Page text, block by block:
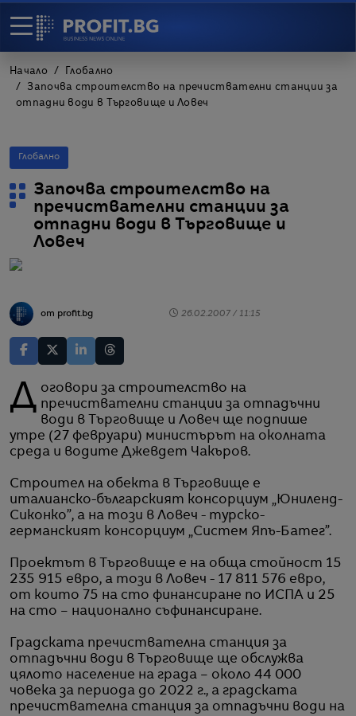
Начало
Глобално
Започва строителство на пречиствателни станции за
отпадни води в Търговище и Ловеч
Глобално
Започва строителство на
пречиствателни станции за
отпадни води в Търговище и
Ловеч
от profit.bg 26.02.2007 / 11:15
Договори за строителство на пречиствателни станции за отпадъчни
води в Търговище и Ловеч ще подпише
утре (27 февруари) министърът на околната
среда и водите Джевдет Чакъров.
Строител на обекта в Търговище е
италианско-българският консорциум „Юниленд-
Сиконко”, а на този в Ловеч - турско-
германският консорциум „Систем Япъ-Батег”.
Проектът в Търговище е на обща стойност 15
235 915 евро, а този в Ловеч - 17 811 576 евро,
от които 75 на сто финансиране по ИСПА и 25
на сто – национално съфинансиране.
Градската пречиствателна станция за
отпадъчни води в Търговище ще обслужва
цялото население на града – около 44 000
човека за периода до 2022 г., а градската
пречиствателна станция за отпадъчни води на